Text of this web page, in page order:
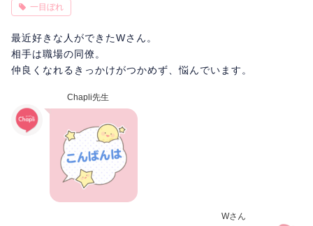
一目ぼれ
最近好きな人ができたWさん。
相手は職場の同僚。
仲良くなれるきっかけがつかめず、悩んでいます。
Chapli先生
Wさん